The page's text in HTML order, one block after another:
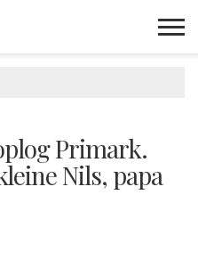
Primark.
Nils, papa